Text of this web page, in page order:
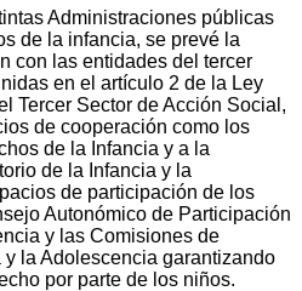
Administraciones públicas
de la infancia, se prevé la
con las entidades del tercer
en el artículo 2 de la Ley
Tercer Sector de Acción Social,
de cooperación como los
de la Infancia y a la
de la Infancia y la
de participación de los
Autonómico de Participación
y las Comisiones de
la Adolescencia garantizando
por parte de los niños.